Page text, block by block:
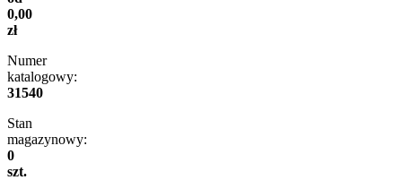
0,00
zł
Numer
katalogowy:
31540
Stan
magazynowy:
0
szt.